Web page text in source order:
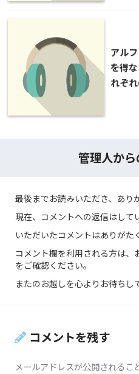
アル
を得
れぞ
管理人か
最後までお読みいただき、あり
現在、コメントへの返信はして
いただいたコメントはありがた
コメント欄を利用される方は、
をご確認ください。
またのお越しを心よりお待ちし
コメントを残す
メールアドレスが公開されるこ